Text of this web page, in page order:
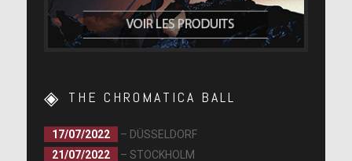
THE CHROMATICA BALL
17/07/2022
– DÜSSELDORF
21/07/2022
– STOCKHOLM